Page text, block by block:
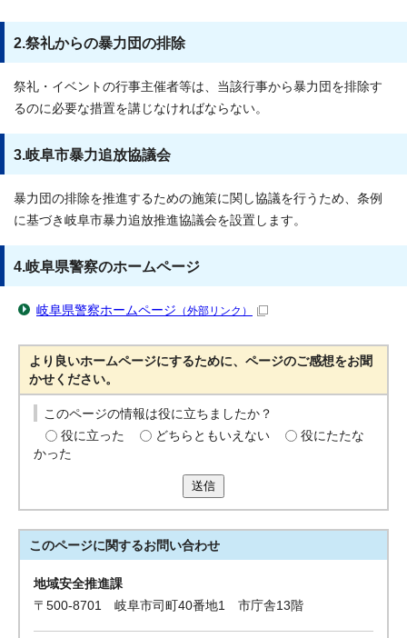
2.祭礼からの暴力団の排除
祭礼・イベントの行事主催者等は、当該行事から暴力団を排除す
るのに必要な措置を講じなければならない。
3.岐阜市暴力追放協議会
暴力団の排除を推進するための施策に関し協議を行うため、条例
に基づき岐阜市暴力追放推進協議会を設置します。
4.岐阜県警察のホームページ
岐阜県警察ホームページ （外部リンク）
より良いホームページにするために、ページのご感想をお聞
かせください。
このページの情報は役に立ちましたか？
役に立った
どちらともいえない
役にたたな
かった
送信
このページに関するお問い合わせ
地域安全推進課
〒500-8701 岐阜市司町40番地1 市庁舎13階